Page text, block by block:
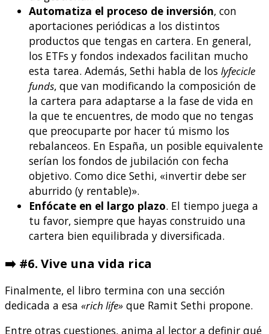
Automatiza el proceso de inversión, con
aportaciones periódicas a los distintos
productos que tengas en cartera. En general,
los ETFs y fondos indexados facilitan mucho
esta tarea. Además, Sethi habla de los lyfecicle
funds, que van modificando la composición de
la cartera para adaptarse a la fase de vida en
la que te encuentres, de modo que no tengas
que preocuparte por hacer tú mismo los
rebalanceos. En España, un posible equivalente
serían los fondos de jubilación con fecha
objetivo. Como dice Sethi, «invertir debe ser
aburrido (y rentable)».
Enfócate en el largo plazo. El tiempo juega a
tu favor, siempre que hayas construido una
cartera bien equilibrada y diversificada.
➡️ #6. Vive una vida rica
Finalmente, el libro termina con una sección
dedicada a esa «rich life» que Ramit Sethi propone.
Entre otras cuestiones, anima al lector a definir qué